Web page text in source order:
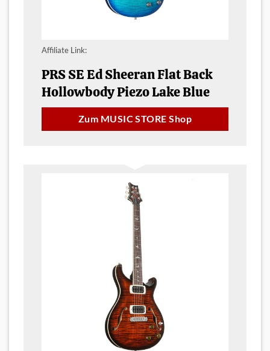
Affiliate Link:
PRS SE Ed Sheeran Flat Back
Hollowbody Piezo Lake Blue
Zum MUSIC STORE Shop